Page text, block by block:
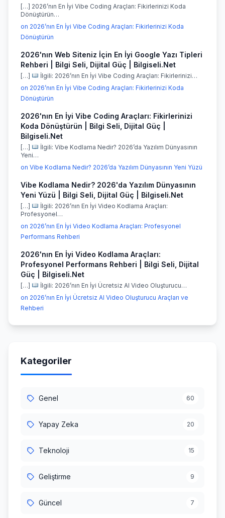
[…] 2026’nın En İyi Vibe Coding Araçları: Fikirlerinizi Koda
Dönüştürün…
on 2026’nın En İyi Vibe Coding Araçları: Fikirlerinizi Koda
Dönüştürün
2026'nın Web Siteniz İçin En İyi Google Yazı Tipleri
Rehberi | Bilgi Seli, Dijital Güç | Bilgiseli.Net
[…]
İlgili: 2026’nın En İyi Vibe Coding Araçları: Fikirlerinizi…
on 2026’nın En İyi Vibe Coding Araçları: Fikirlerinizi Koda
Dönüştürün
2026'nın En İyi Vibe Coding Araçları: Fikirlerinizi
Koda Dönüştürün | Bilgi Seli, Dijital Güç |
Bilgiseli.Net
[…]
İlgili: Vibe Kodlama Nedir? 2026’da Yazılım Dünyasının
Yeni…
on Vibe Kodlama Nedir? 2026’da Yazılım Dünyasının Yeni Yüzü
Vibe Kodlama Nedir? 2026'da Yazılım Dünyasının
Yeni Yüzü | Bilgi Seli, Dijital Güç | Bilgiseli.Net
[…]
İlgili: 2026’nın En İyi Video Kodlama Araçları:
Profesyonel…
on 2026’nın En İyi Video Kodlama Araçları: Profesyonel
Performans Rehberi
2026'nın En İyi Video Kodlama Araçları:
Profesyonel Performans Rehberi | Bilgi Seli, Dijital
Güç | Bilgiseli.Net
[…]
İlgili: 2026’nın En İyi Ücretsiz AI Video Oluşturucu…
on 2026’nın En İyi Ücretsiz AI Video Oluşturucu Araçları ve
Rehberi
Kategoriler
Genel 60
Yapay Zeka 20
Teknoloji 15
Geliştirme 9
Güncel 7